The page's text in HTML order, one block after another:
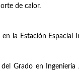
de calor.
la Estación Espacial
Grado en Ingeniería